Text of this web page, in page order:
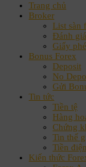
Trang chủ
Broker
List sàn
Đánh
Giấy
Bonus Forex
Deposit
No
Gửi
Tin tức
Tiền tệ
Hàng
Chứng
Tin thế
Tiền
Kiến thức